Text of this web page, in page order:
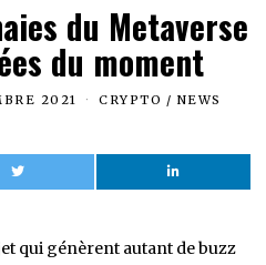
du Metaverse
du moment
2021 CRYPTO / NEWS
qui génèrent autant de buzz